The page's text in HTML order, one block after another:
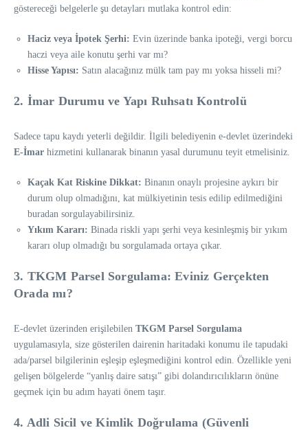
göstereceği belgelerle şu detayları mutlaka kontrol edin:
Haciz veya İpotek Şerhi: Evin üzerinde banka ipoteği, vergi borcu
haczi veya aile konutu şerhi var mı?
Hisse Yapısı: Satın alacağınız mülk tam pay mı yoksa hisseli mi?
2. İmar Durumu ve Yapı Ruhsatı Kontrolü
Sadece tapu kaydı yeterli değildir. İlgili belediyenin e-devlet üzerindeki
E-İmar hizmetini kullanarak binanın yasal durumunu teyit etmelisiniz.
Kaçak Kat Riskine Dikkat: Binanın onaylı projesine aykırı bir
durum olup olmadığını, kat mülkiyetinin tesis edilip edilmediğini
buradan sorgulayabilirsiniz.
Yıkım Kararı: Binada riskli yapı şerhi veya kesinleşmiş bir yıkım
kararı olup olmadığı bu sorgulamada ortaya çıkar.
3. TKGM Parsel Sorgulama: Eviniz Gerçekten
Orada mı?
E-devlet üzerinden erişilebilen TKGM Parsel Sorgulama
uygulamasıyla, size gösterilen dairenin haritadaki konumu ile tapudaki
ada/parsel bilgilerinin eşleşip eşleşmediğini kontrol edin. Özellikle yeni
gelişen bölgelerde “yanlış daire satışı” gibi dolandırıcılıkların önüne
geçmek için bu adım hayati önem taşır.
4. Adli Sicil ve Kimlik Doğrulama (Güvenli